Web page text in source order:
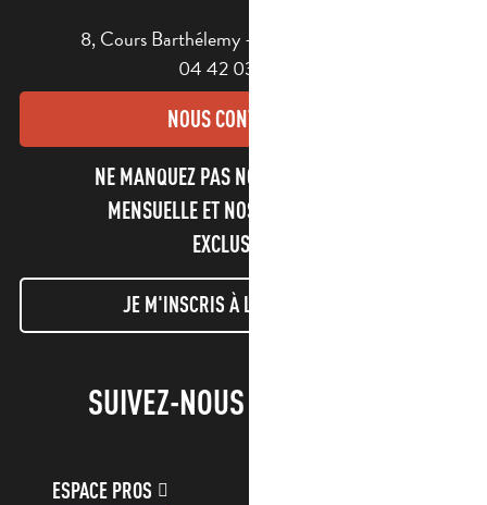
8, Cours Barthélemy - 13400 AUBAGNE
04 42 03 49 98
NOUS CONTACTER
NE MANQUEZ PAS NOTRE NEWSLETTER
MENSUELLE ET NOS INFORMATIONS
EXCLUSIVES !
JE M'INSCRIS À LA NEWSLETTER
SUIVEZ-NOUS !
ESPACE PROS